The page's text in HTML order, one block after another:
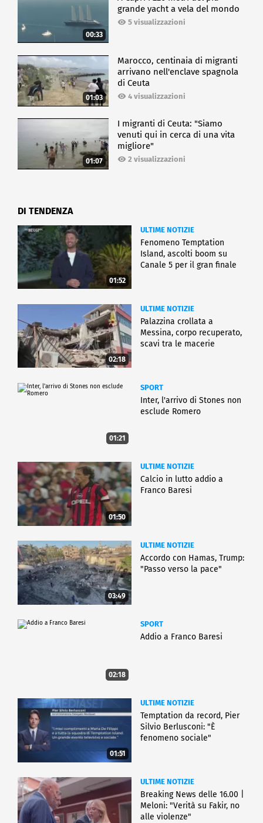
00:33
grande yacht a vela del mondo
5 visualizzazioni
01:03
Marocco, centinaia di migranti
arrivano nell'enclave spagnola
di Ceuta
4 visualizzazioni
01:07
I migranti di Ceuta: "Siamo
venuti qui in cerca di una vita
migliore"
2 visualizzazioni
DI TENDENZA
01:52
ULTIME NOTIZIE
Fenomeno Temptation
Island, ascolti boom su
Canale 5 per il gran finale
02:18
ULTIME NOTIZIE
Palazzina crollata a
Messina, corpo recuperato,
scavi tra le macerie
01:21
SPORT
Inter, l'arrivo di Stones non
esclude Romero
01:50
ULTIME NOTIZIE
Calcio in lutto addio a
Franco Baresi
03:49
ULTIME NOTIZIE
Accordo con Hamas, Trump:
"Passo verso la pace"
02:18
SPORT
Addio a Franco Baresi
01:51
ULTIME NOTIZIE
Temptation da record, Pier
Silvio Berlusconi: "È
fenomeno sociale"
ULTIME NOTIZIE
Breaking News delle 16.00 |
Meloni: "Verità su Fakir, no
alle violenze"